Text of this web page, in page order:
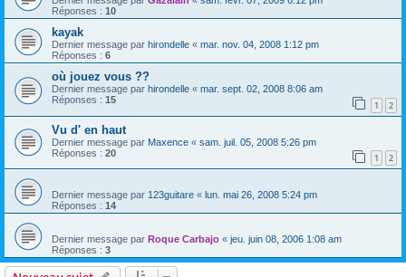
Réponses : 10
kayak
Dernier message par hirondelle « mar. nov. 04, 2008 1:12 pm
Réponses : 6
où jouez vous ??
Dernier message par hirondelle « mar. sept. 02, 2008 8:06 am
Réponses : 15 1 2
Vu d' en haut
Dernier message par Maxence « sam. juil. 05, 2008 5:26 pm
Réponses : 20 1 2
Dernier message par 123guitare « lun. mai 26, 2008 5:24 pm
Réponses : 14
Dernier message par Roque Carbajo « jeu. juin 08, 2006 1:08 am
Réponses : 3